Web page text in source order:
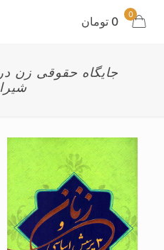
0 0 تومان
جایگاه حقوقی زن